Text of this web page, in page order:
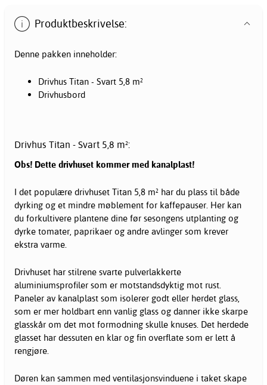
Produktbeskrivelse:
Denne pakken inneholder:
Drivhus Titan - Svart 5,8 m²
Drivhusbord
Drivhus Titan - Svart 5,8 m²:
Obs! Dette drivhuset kommer med kanalplast!
I det populære drivhuset Titan 5,8 m² har du plass til både
dyrking og et mindre møblement for kaffepauser. Her kan
du forkultivere plantene dine før sesongens utplanting og
dyrke tomater, paprikaer og andre avlinger som krever
ekstra varme.
Drivhuset har stilrene svarte pulverlakkerte
aluminiumsprofiler som er motstandsdyktig mot rust.
Paneler av kanalplast som isolerer godt eller herdet glass,
som er mer holdbart enn vanlig glass og danner ikke skarpe
glasskår om det mot formodning skulle knuses. Det herdede
glasset har dessuten en klar og fin overflate som er lett å
rengjøre.
Døren kan sammen med ventilasjonsvinduene i taket skape